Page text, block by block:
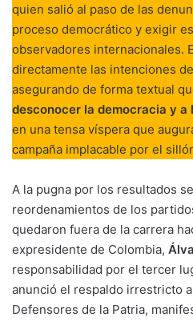
quien salió al paso de las
proceso democrático y exigir
observadores internacionales.
directamente las intenciones
asegurando de forma textual
desconocer la democracia y a
en una tensa víspera que
campaña implacable por el
A la pugna por los resultados
reordenamientos de los
quedaron fuera de la carrera
expresidente de Colombia,
responsabilidad por el tercer
anunció el respaldo irrestricto
Defensores de la Patria,